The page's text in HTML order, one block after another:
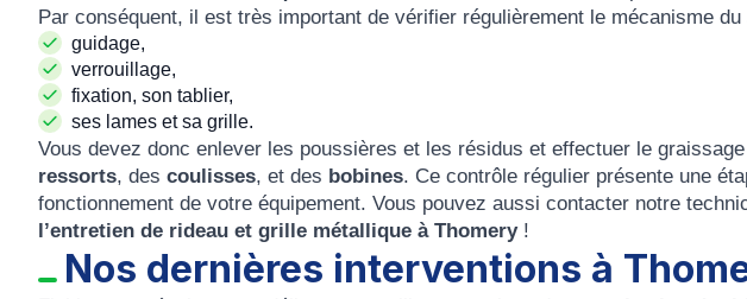
Par conséquent, il est très important de vérifier régulièrement le mécanisme
guidage,
verrouillage,
fixation, son tablier,
ses lames et sa grille.
Vous devez donc enlever les poussières et les résidus et effectuer le
ressorts, des coulisses, et des bobines. Ce contrôle régulier présente une
fonctionnement de votre équipement. Vous pouvez aussi contacter notre
l’entretien de rideau et grille métallique à Thomery!
Nos dernières interventions à